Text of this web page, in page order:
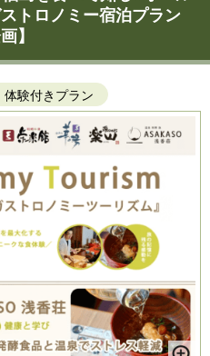
トロノミー宿泊プラン
】
体験付きプラン